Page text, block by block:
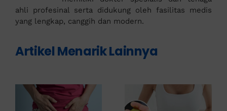
ahli profesinal serta didukung oleh fasilitas medis
yang lengkap, canggih dan modern.
Artikel Menarik Lainnya